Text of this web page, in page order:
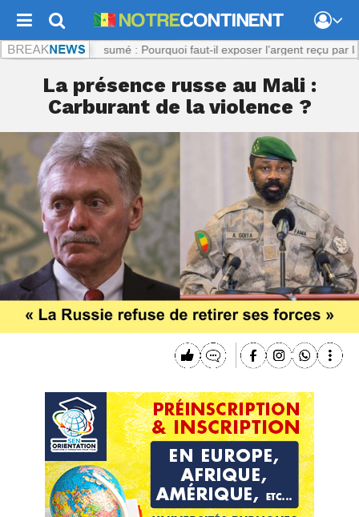
: Viol présumé : Pourquoi faut-il exposer l’argent reçu par la
La présence russe au Mali :
Carburant de la violence ?